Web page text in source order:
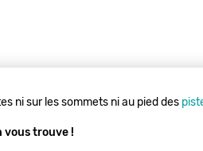
ni sur les sommets ni au pied des
vous trouve !